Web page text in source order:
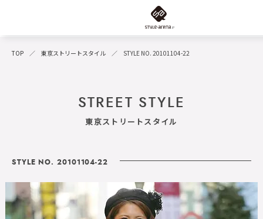
TOP 東京ストリートスタイル STYLE NO. 20101104-22
STREET STYLE
東京ストリートスタイル
STYLE NO. 20101104-22